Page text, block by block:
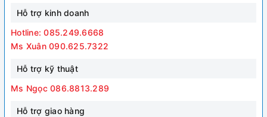
Hỗ trợ kinh doanh
Hotline: 085.249.6668
Ms Xuân 090.625.7322
Hỗ trợ kỹ thuật
Ms Ngọc 086.8813.289
Hỗ trợ giao hàng